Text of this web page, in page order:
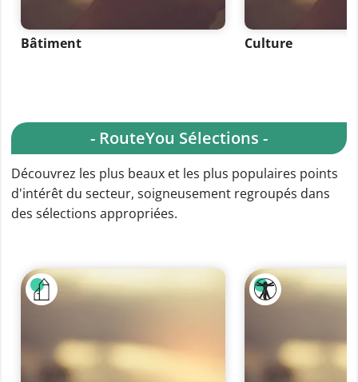
Bâtiment Culture
- RouteYou Sélections -
Découvrez les plus beaux et les plus populaires points
d'intérêt du secteur, soigneusement regroupés dans
des sélections appropriées.